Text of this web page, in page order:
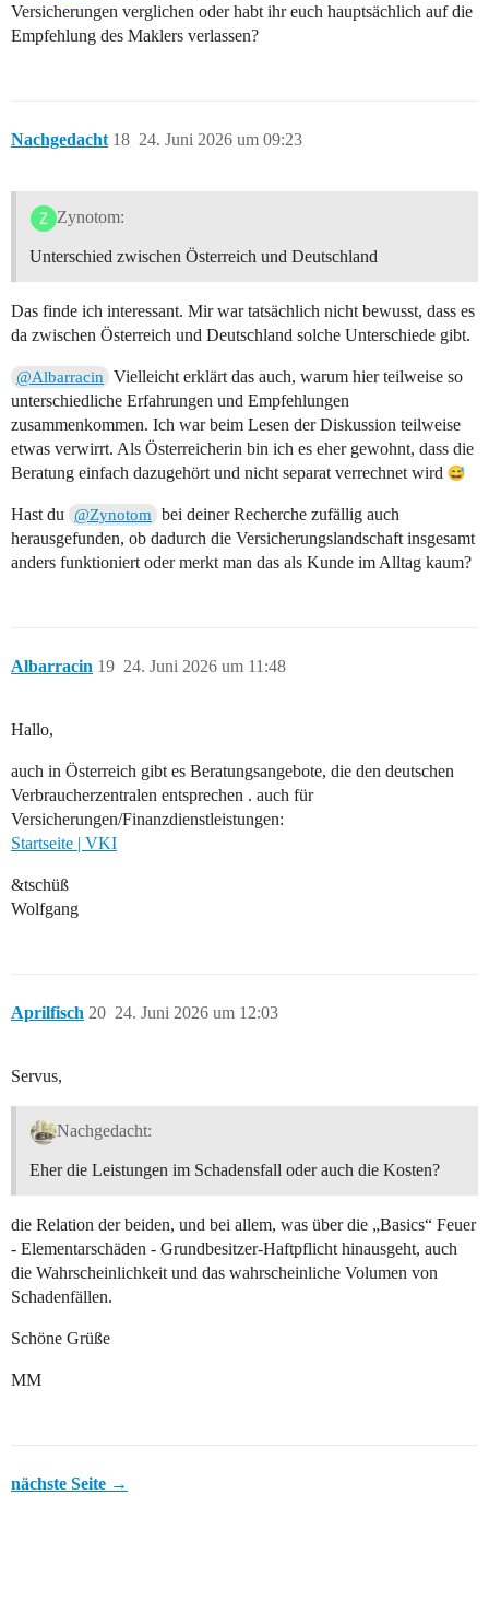
Versicherungen verglichen oder habt ihr euch hauptsächlich auf die
Empfehlung des Maklers verlassen?
Nachgedacht 24. Juni 2026 um 09:23
18
Zynotom:
Unterschied zwischen Österreich und Deutschland
Das finde ich interessant. Mir war tatsächlich nicht bewusst, dass es
da zwischen Österreich und Deutschland solche Unterschiede gibt.
@Albarracin
Vielleicht erklärt das auch, warum hier teilweise so
unterschiedliche Erfahrungen und Empfehlungen
zusammenkommen. Ich war beim Lesen der Diskussion teilweise
etwas verwirrt. Als Österreicherin bin ich es eher gewohnt, dass die
Beratung einfach dazugehört und nicht separat verrechnet wird
Hast du @Zynotom
bei deiner Recherche zufällig auch
herausgefunden, ob dadurch die Versicherungslandschaft insgesamt
anders funktioniert oder merkt man das als Kunde im Alltag kaum?
Albarracin 24. Juni 2026 um 11:48
19
Hallo,
auch in Österreich gibt es Beratungsangebote, die den deutschen
Verbraucherzentralen entsprechen . auch für
Versicherungen/Finanzdienstleistungen:
Startseite | VKI
&tschüß
Wolfgang
Aprilfisch 24. Juni 2026 um 12:03
20
Servus,
Nachgedacht:
Eher die Leistungen im Schadensfall oder auch die Kosten?
die Relation der beiden, und bei allem, was über die „Basics“ Feuer
- Elementarschäden - Grundbesitzer-Haftpflicht hinausgeht, auch
die Wahrscheinlichkeit und das wahrscheinliche Volumen von
Schadenfällen.
Schöne Grüße
MM
nächste Seite →